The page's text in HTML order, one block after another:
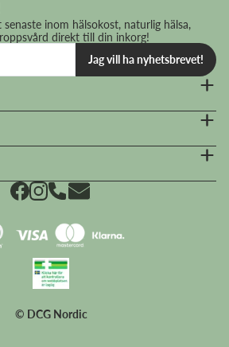
inom hälsokost, naturlig hälsa,
direkt till din inkorg!
Jag vill ha nyhetsbrevet!
© DCG Nordic